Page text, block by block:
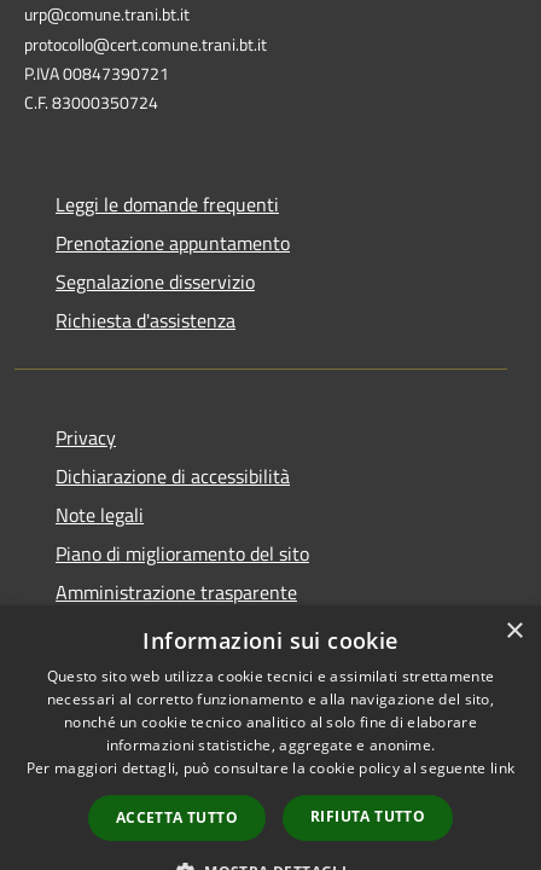
urp@comune.trani.bt.it
protocollo@cert.comune.trani.bt.it
P.IVA 00847390721
C.F. 83000350724
Leggi le domande frequenti
Prenotazione appuntamento
Segnalazione disservizio
Richiesta d'assistenza
Privacy
Dichiarazione di accessibilità
Note legali
Piano di miglioramento del sito
Amministrazione trasparente
Albo Pretorio
Accessibilità
Copyright © 2026 • Comune di
Trani • Powered by
Municipium•
Accesso
redazione
×
Informazioni sui cookie
Questo sito web utilizza cookie tecnici e assimilati strettamente
necessari al corretto funzionamento e alla navigazione del sito,
nonché un cookie tecnico analitico al solo fine di elaborare
informazioni statistiche, aggregate e anonime.
Per maggiori dettagli, può consultare la cookie policy al seguente link
ACCETTA TUTTO RIFIUTA TUTTO